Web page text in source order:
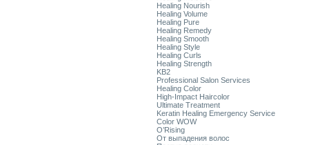
Healing Nourish
Healing Volume
Healing Pure
Healing Remedy
Healing Smooth
Healing Style
Healing Curls
Healing Strength
KB2
Professional Salon Services
Healing Color
High-Impact Haircolor
Ultimate Treatment
Keratin Healing Emergency Service
Color WOW
O’Rising
От выпадения волос